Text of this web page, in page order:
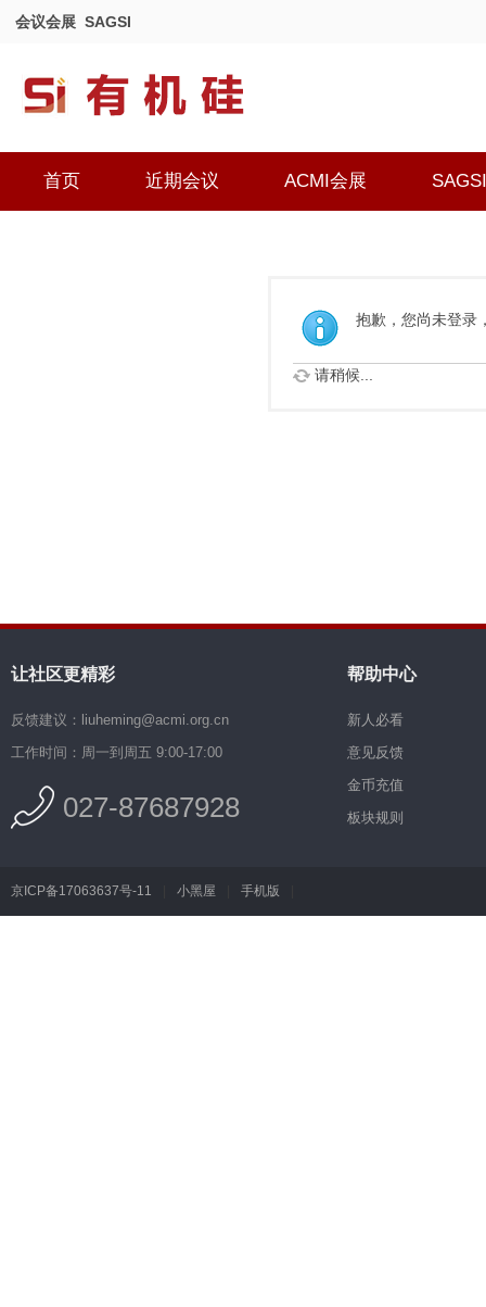
会议会展 SAGSI
首页 近期会议 ACMI会展 SAGSI
抱歉，您尚未登录
请稍候...
让社区更精彩
反馈建议：liuheming@acmi.org.cn
工作时间：周一到周五 9:00-17:00
027-87687928
帮助中心
新人必看
意见反馈
金币充值
板块规则
京ICP备17063637号-11 小黑屋 手机版